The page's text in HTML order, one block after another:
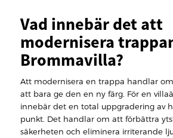
Vad innebär det att
modernisera
Brommavilla?
Att modernisera en trappa handlar
att bara ge den en ny färg. För en
innebär det en total uppgradering av
punkt. Det handlar om att förbättra
säkerheten och eliminera irriterande